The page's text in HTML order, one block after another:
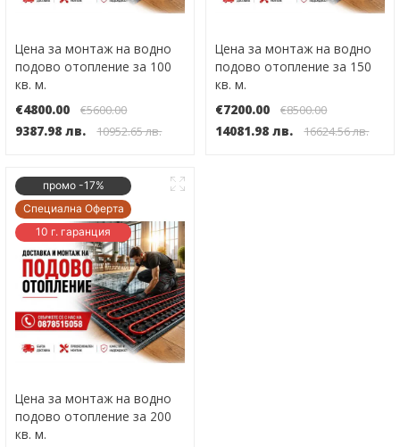
Цена за монтаж на водно
подово отопление за 100
кв. м.
€4800.00
€5600.00
9387.98 лв. 10952.65 лв.
Цена за монтаж на водно
подово отопление за 150
кв. м.
€7200.00
€8500.00
14081.98 лв. 16624.56 лв.
промо -17%
Специална Оферта
10 г. гаранция
Цена за монтаж на водно
подово отопление за 200
кв. м.